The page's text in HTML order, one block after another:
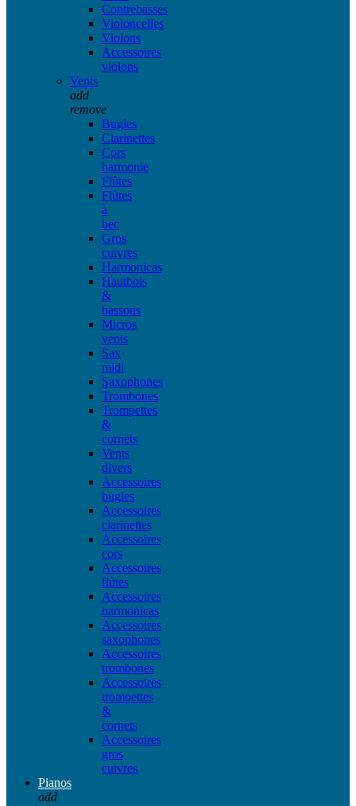
Contrebasses
Violoncelles
Violons
Accessoires
violons
Vents
add
remove
Bugles
Clarinettes
Cors
harmonie
Flûtes
Flûtes
à
bec
Gros
cuivres
Harmonicas
Hautbois
&
bassons
Micros
vents
Sax
midi
Saxophones
Trombones
Trompettes
&
cornets
Vents
divers
Accessoires
bugles
Accessoires
clarinettes
Accessoires
cors
Accessoires
flûtes
Accessoires
harmonicas
Accessoires
saxophones
Accessoires
trombones
Accessoires
trompettes
&
cornets
Accessoires
gros
cuivres
Pianos
add